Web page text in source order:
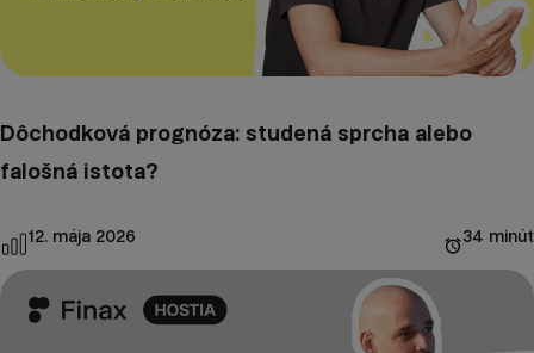
Dôchodková prognóza: studená sprcha alebo
falošná istota?
12. mája 2026 34 minút